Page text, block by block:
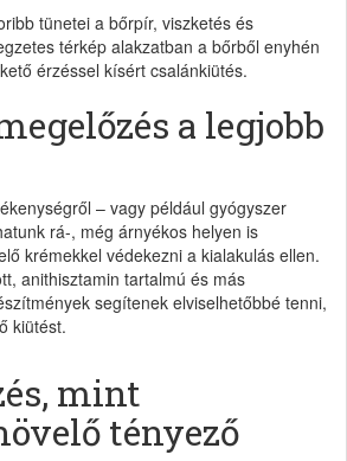
tünetei a bőrpír, viszketés és
térkép alakzatban a bőrből enyhén
érzéssel kísért csalánkiütés.
a legjobb
– vagy például gyógyszer
rá-, még árnyékos helyen is
krémekkel védekezni a kialakulás ellen.
anithisztamin tartalmú és más
segítenek elviselhetőbbé tenni,
kiütést.
mint
tényező